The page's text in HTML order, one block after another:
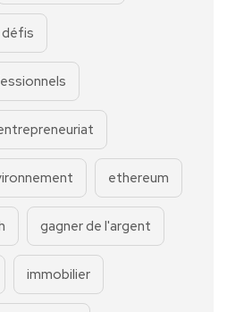
défis
ethereum
gagner de l'argent
immobilier